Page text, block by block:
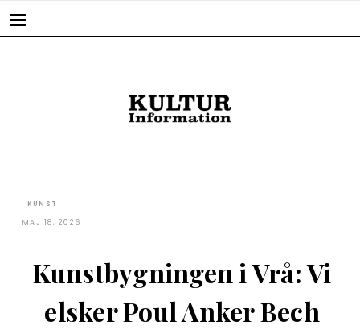
KUNST
MAJ 18, 2026
Kunstbygningen i Vrå: Vi
elsker Poul Anker Bech